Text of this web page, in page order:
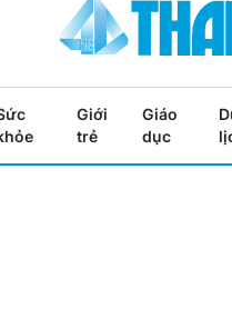
Giới
trẻ
Giáo
dục